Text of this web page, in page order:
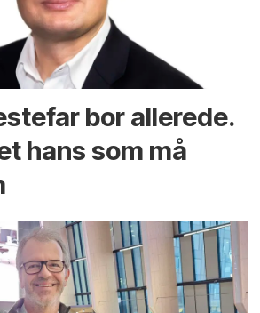
bor allerede.
hans som må